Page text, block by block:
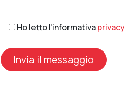
Ho letto l'informativaprivacy